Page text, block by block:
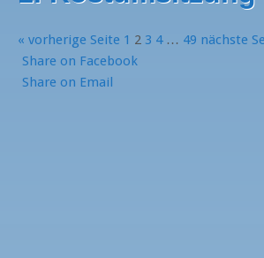
« vorherige Seite 1 2 3 4 … 49 nächste
Share on Facebook
Share on Email